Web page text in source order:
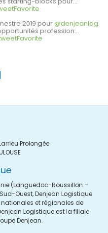
Favorite
2019 pour @denjeanlog.
profession…
Favorite
Prolongée
(Languedoc-Roussillon –
Ouest, Denjean Logistique
nationales et régionales de
Logistique est la filiale
Denjean.